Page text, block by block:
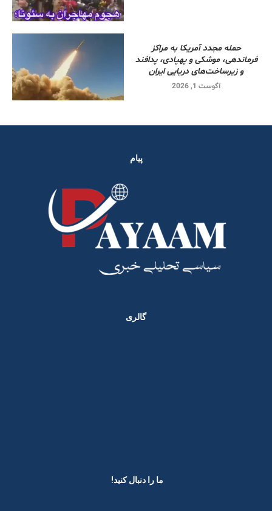
حمله مجدد آمریکا به مراکز
فرماندهی، موشکی و پهپادی، پدافند
و زیرساخت‌های دریایی ایران
آگوست 1, 2026
پیام
گالری
ما را دنبال کنید! ​